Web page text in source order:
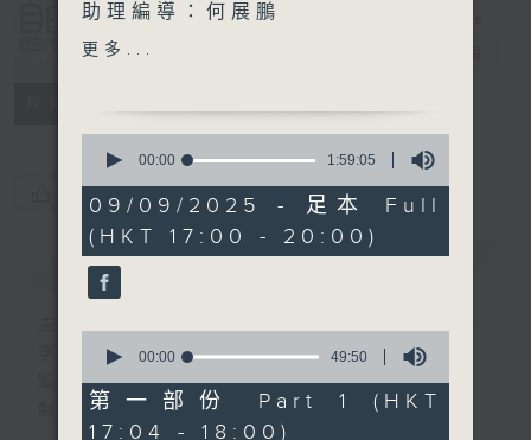
自由風自由
PHONE
您喜歡這個節目嗎?
簡介 GIST
監製：蕭洛汶
製作：香港電台公共事務組
助理編導：何展鵬
編導：張璟瑩
更多...
seconds
1
hour,
59
minutes,
5
seconds
00:00 1:59:05
09/09/2025 - 足本 Full
(HKT 17:00 - 20:00)
seconds
49
minutes,
50
00:00 49:50
第一部份 Part 1 (HKT
17:04 - 18:00)